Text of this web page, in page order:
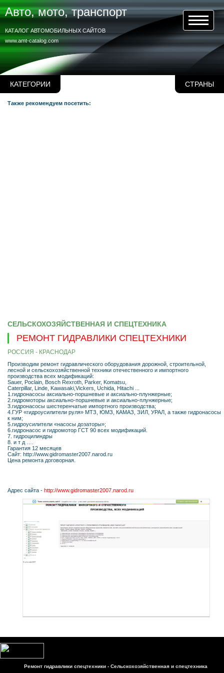
КАТЕГОРИИ СТРАНЫ
Авто, мото, транспорт
www.amt-catalog.com
КАТАЛОГ АВТОМОБИЛЬНЫХ САЙТОВ
Также рекомендуем посетить:
СЕЛЬСКОХОЗЯЙСТВЕННАЯ И СПЕЦТЕХНИКА
РЕМОНТ ГИДРАВЛИКИ СПЕЦТЕХНИКИ
РОССИЯ - КРАСНОДАР
Производим ремонт гидравлического оборудования дорожной, строительной,
лесной и сельскохозяйственной техники отечественного и импортного
производства всех модификаций:
Sauer, Poclain, Bosch Rexroth, Parker, Komatsu,
Caterpillar, Linde, Kawasaki,Vickers, Uchida, Hitachi ...
1.гидронасосы аксиально-поршневые и аксиально-плунжерные;
2.гидромоторы аксиально-поршневые и аксиально-плунжерные;
3.гидронасосы шестеренчатые импортного производства;
4.ГУР «гидроусилители руля» МТЗ, ЮМЗ, КАМАЗ, ЗИЛ, УРАЛ, а также гидронасосы
к ним;
5.гидроусилители «насосы дозаторы»;
6.гидронасос и гидромотор ГСТ 90 всех модификаций.
7. гидроцилиндры
8. и т д ….
Гарантия 12 месяцев
Сайт: http://www.gidromaster2007.narod.ru
Цена ремонта договорная.
Адрес сайта - http://www.gidromaster2007.narod.ru
Ремонт гидравлики спецтехники - Сельскохозяйственная и спецтехника